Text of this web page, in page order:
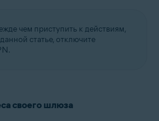
Sierra)
чем приступить к действиям,
статье, отключите
своего шлюза